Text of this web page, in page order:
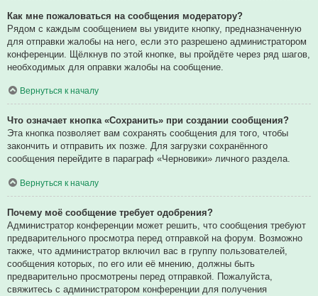
Как мне пожаловаться на сообщения модератору?
Рядом с каждым сообщением вы увидите кнопку, предназначенную
для отправки жалобы на него, если это разрешено администратором
конференции. Щёлкнув по этой кнопке, вы пройдёте через ряд шагов,
необходимых для оправки жалобы на сообщение.
Вернуться к началу
Что означает кнопка «Сохранить» при создании сообщения?
Эта кнопка позволяет вам сохранять сообщения для того, чтобы
закончить и отправить их позже. Для загрузки сохранённого
сообщения перейдите в параграф «Черновики» личного раздела.
Вернуться к началу
Почему моё сообщение требует одобрения?
Администратор конференции может решить, что сообщения требуют
предварительного просмотра перед отправкой на форум. Возможно
также, что администратор включил вас в группу пользователей,
сообщения которых, по его или её мнению, должны быть
предварительно просмотрены перед отправкой. Пожалуйста,
свяжитесь с администратором конференции для получения